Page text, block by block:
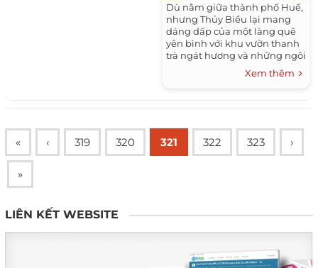
Dù nằm giữa thành phố Huế,
nhưng Thủy Biều lại mang
dáng dấp của một làng quê
yên bình với khu vườn thanh
trà ngát hương và những ngôi
nhà rường hàng trăm năm
Xem thêm
« ‹ 319 320 321 322 323 ›
»
LIÊN KẾT WEBSITE